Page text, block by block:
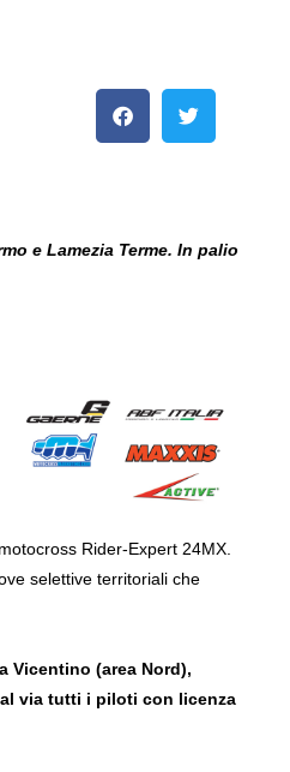
e Lamezia Terme. In palio
Rider-Expert 24MX.
selettive territoriali che
Vicentino (area Nord),
al via tutti i piloti con licenza